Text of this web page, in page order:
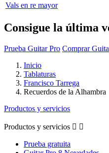
Vals en re mayor
Consigue la última
Prueba Guitar Pro Comprar
Inicio
Tablaturas
Francisco Tarrega
Recuerdos de la Alhambra
Productos y servicios
Productos y servicios  
Prueba gratuita